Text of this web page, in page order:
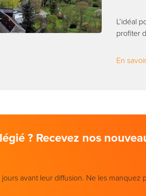
L’idéal
profiter
En
? Recevez nos
avant leur diffusion. Ne les manquez